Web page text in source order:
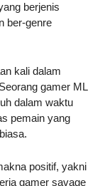
berjenis
ber-genre
kali dalam
gamer ML
dalam waktu
pemain yang
positif, yakni
gamer savage